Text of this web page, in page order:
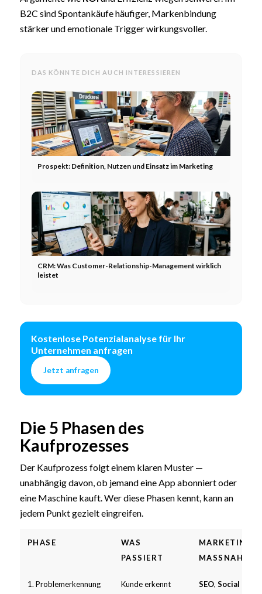
B2C sind Spontankäufe häufiger, Markenbindung
stärker und emotionale Trigger wirkungsvoller.
DAS KÖNNTE DICH AUCH INTERESSIEREN
Prospekt: Definition, Nutzen und Einsatz im Marketing
CRM: Was Customer-Relationship-Management wirklich
leistet
Kostenlose Potenzialanalyse für Ihr
Unternehmen anfragen
Jetzt anfragen
Die 5 Phasen des
Kaufprozesses
Der Kaufprozess folgt einem klaren Muster —
unabhängig davon, ob jemand eine App abonniert oder
eine Maschine kauft. Wer diese Phasen kennt, kann an
jedem Punkt gezielt eingreifen.
PHASE
WAS
PASSIERT
MARKETING-
MASSNAHME
1. Problemerkennung
Kunde erkennt
SEO, Social